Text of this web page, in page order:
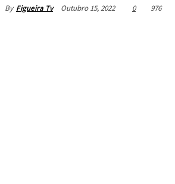
By Figueira Tv Outubro 15, 2022 0 976